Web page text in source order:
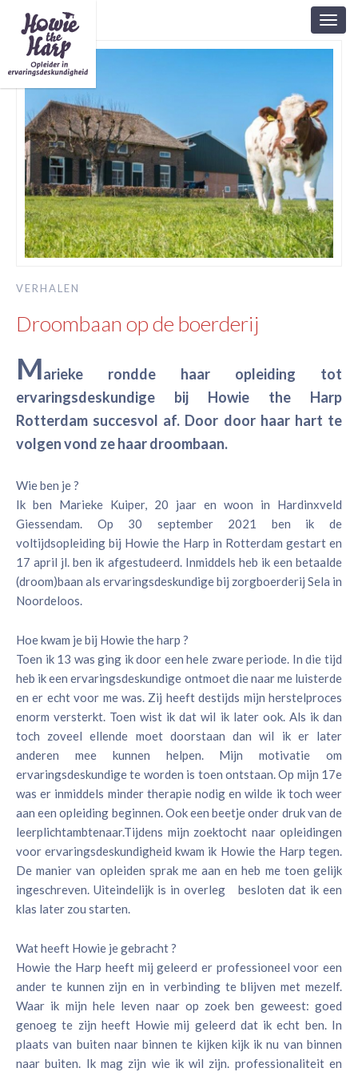
VERHALEN
Droombaan op de boerderij
Marieke rondde haar opleiding tot
ervaringsdeskundige bij Howie the Harp
Rotterdam succesvol af. Door door haar hart te
volgen vond ze haar droombaan.
Wie ben je ?
Ik ben Marieke Kuiper, 20 jaar en woon in Hardinxveld
Giessendam. Op 30 september 2021 ben ik de
voltijdsopleiding bij Howie the Harp in Rotterdam gestart en
17 april jl. ben ik afgestudeerd. Inmiddels heb ik een betaalde
(droom)baan als ervaringsdeskundige bij zorgboerderij Sela in
Noordeloos.
Hoe kwam je bij Howie the harp ?
Toen ik 13 was ging ik door een hele zware periode. In die tijd
heb ik een ervaringsdeskundige ontmoet die naar me luisterde
en er echt voor me was. Zij heeft destijds mijn herstelproces
enorm versterkt. Toen wist ik dat wil ik later ook. Als ik dan
toch zoveel ellende moet doorstaan dan wil ik er later
anderen mee kunnen helpen. Mijn motivatie om
ervaringsdeskundige te worden is toen ontstaan. Op mijn 17e
was er inmiddels minder therapie nodig en wilde ik toch weer
aan een opleiding beginnen. Ook een beetje onder druk van de
leerplichtambtenaar.Tijdens mijn zoektocht naar opleidingen
voor ervaringsdeskundigheid kwam ik Howie the Harp tegen.
De manier van opleiden sprak me aan en heb me toen gelijk
ingeschreven. Uiteindelijk is in overleg besloten dat ik een
klas later zou starten.
Wat heeft Howie je gebracht ?
Howie the Harp heeft mij geleerd er professioneel voor een
ander te kunnen zijn en in verbinding te blijven met mezelf.
Waar ik mijn hele leven naar op zoek ben geweest: goed
genoeg te zijn heeft Howie mij geleerd dat ik echt ben. In
plaats van buiten naar binnen te kijken kijk ik nu van binnen
naar buiten. Ik mag zijn wie ik wil zijn. professionaliteit en